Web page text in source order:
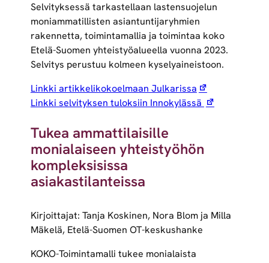
Selvityksessä tarkastellaan lastensuojelun
moniammatillisten asiantuntijaryhmien
rakennetta, toimintamallia ja toimintaa koko
Etelä-Suomen yhteistyöalueella vuonna 2023.
Selvitys perustuu kolmeen kyselyaineistoon.
Linkki artikkelikokoelmaan Julkarissa
Linkki selvityksen tuloksiin Innokylässä
Tukea ammattilaisille
monialaiseen yhteistyöhön
kompleksisissa
asiakastilanteissa
Kirjoittajat: Tanja Koskinen, Nora Blom ja Milla
Mäkelä, Etelä-Suomen OT-keskushanke
KOKO-Toimintamalli tukee monialaista